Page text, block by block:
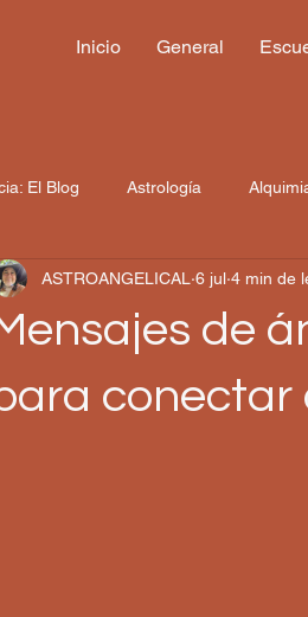
Inicio General
El Blog Astrología
de
conectar
ASTROANGELICAL 6 jul 4 min de